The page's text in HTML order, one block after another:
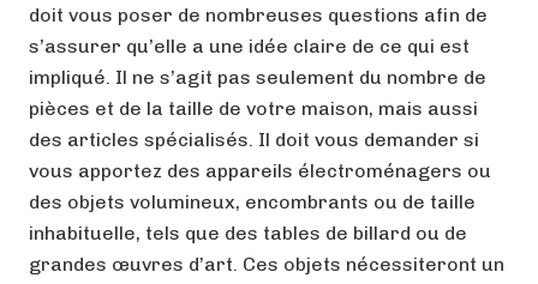
doit vous poser de nombreuses questions afin de
s’assurer qu’elle a une idée claire de ce qui est
impliqué. Il ne s’agit pas seulement du nombre de
pièces et de la taille de votre maison, mais aussi
des articles spécialisés. Il doit vous demander si
vous apportez des appareils électroménagers ou
des objets volumineux, encombrants ou de taille
inhabituelle, tels que des tables de billard ou de
grandes œuvres d’art. Ces objets nécessiteront un